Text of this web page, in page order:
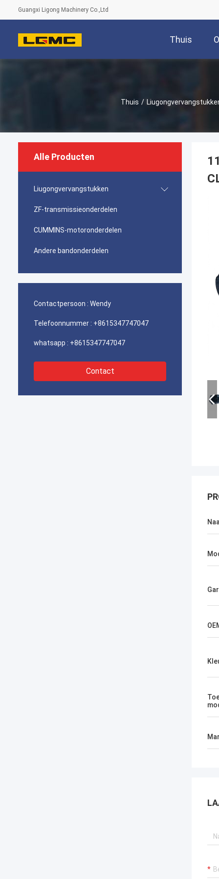
Guangxi Ligong Machinery Co.,Ltd
Thuis
Thuis /
Alle Producten
Liugongvervangstukken
ZF-transmissieonderdelen
CUMMINS-motoronderdelen
Andere bandonderdelen
Contactpersoon : Wendy
Telefoonnummer : +8615347747047
whatsapp : +8615347747047
Contact